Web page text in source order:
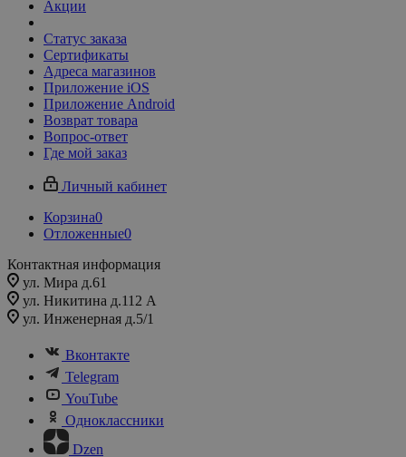
Акции
Статус заказа
Сертификаты
Адреса магазинов
Приложение iOS
Приложение Android
Возврат товара
Вопрос-ответ
Где мой заказ
Личный кабинет
Корзина0
Отложенные0
Контактная информация
ул. Мира д.61
ул. Никитина д.112 А
ул. Инженерная д.5/1
Вконтакте
Telegram
YouTube
Одноклассники
Dzen